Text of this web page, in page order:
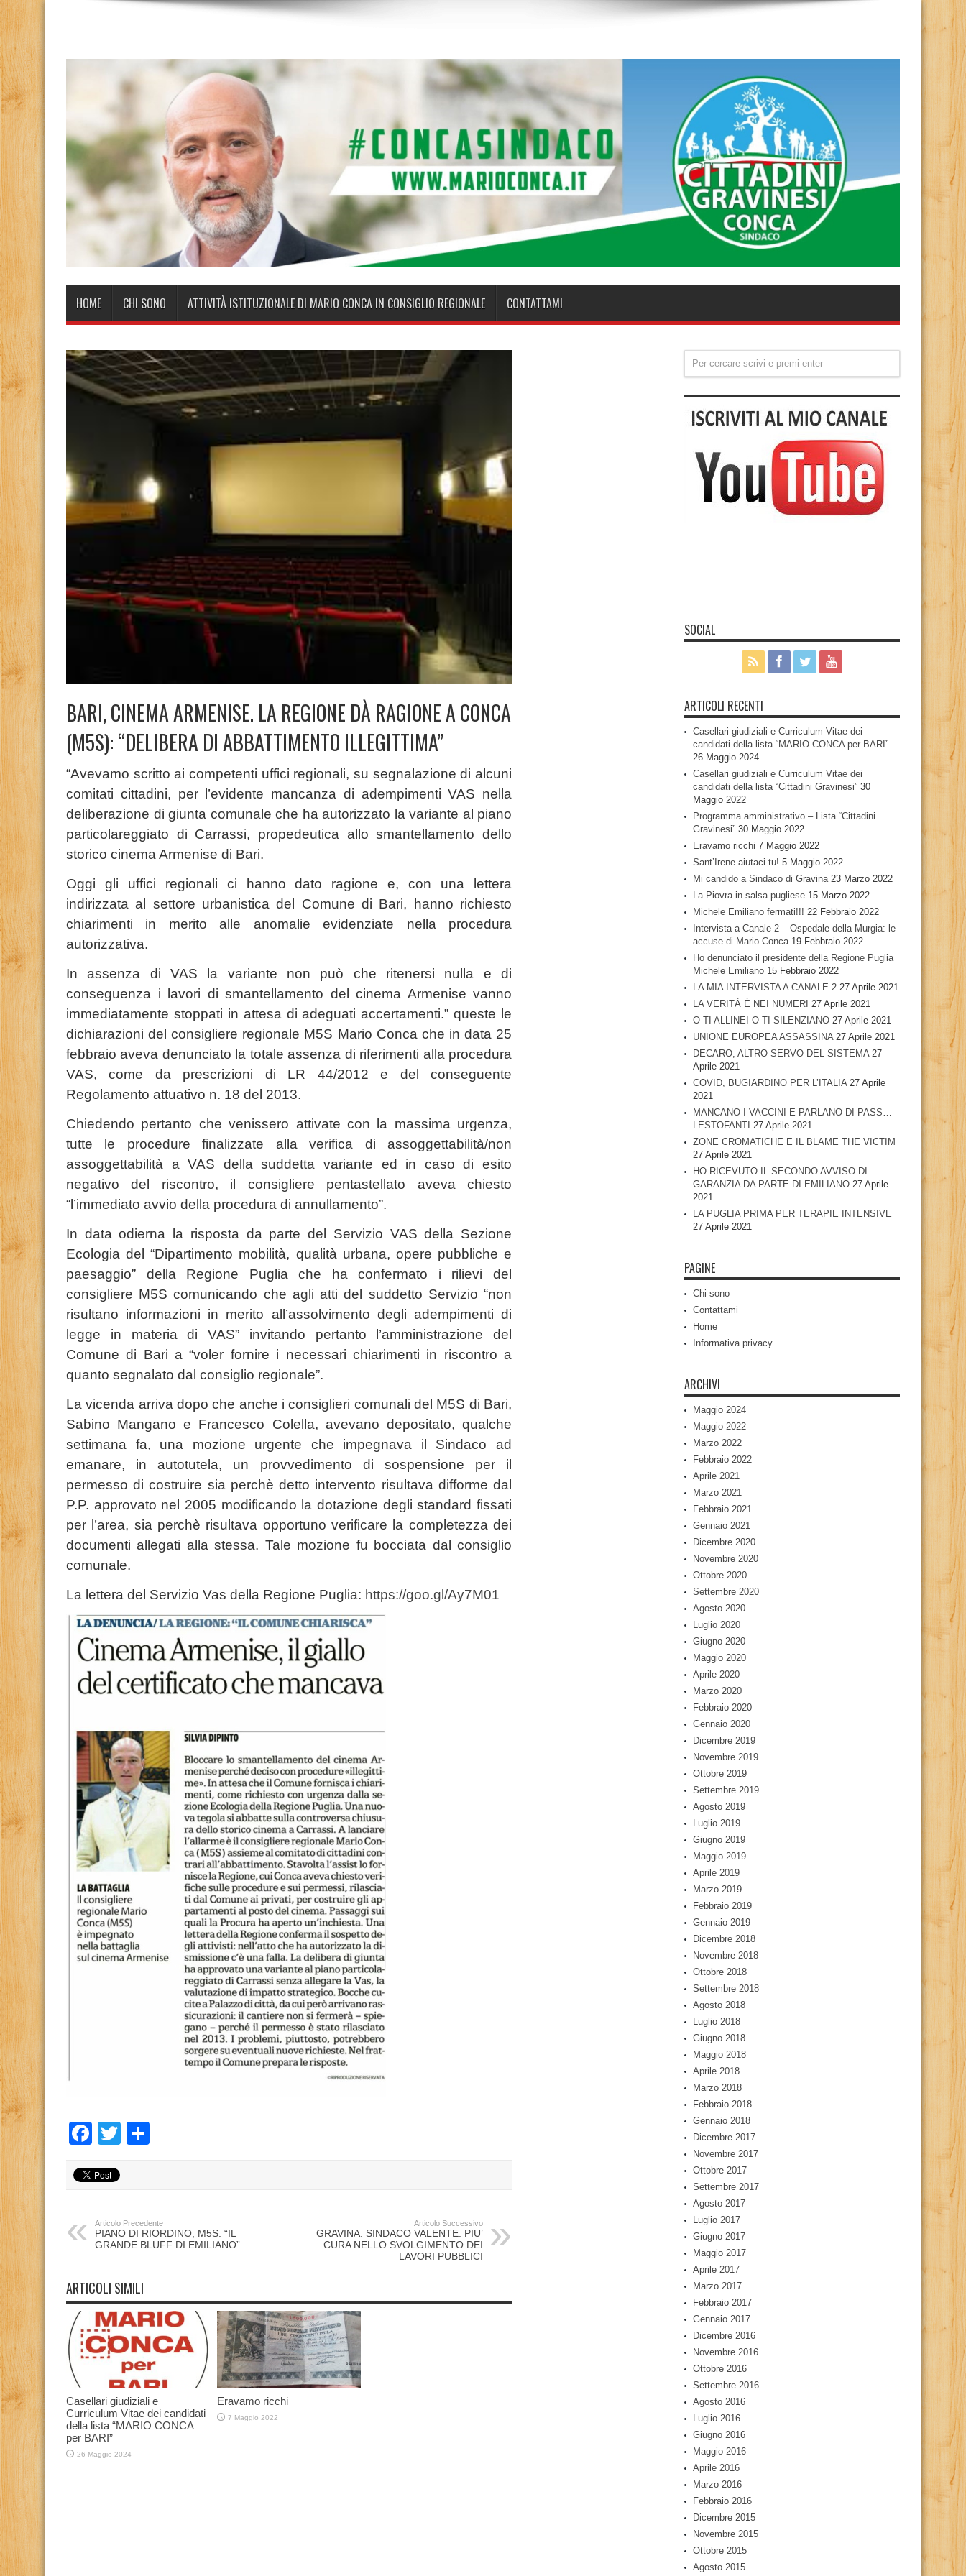
HOME CHI SONO ATTIVITÀ ISTITUZIONALE DI MARIO CONCA IN CONSIGLIO REGIONALE CONTATTAMI
BARI, CINEMA ARMENISE. LA REGIONE DÀ RAGIONE A CONCA
(M5S): “DELIBERA DI ABBATTIMENTO ILLEGITTIMA”
“Avevamo scritto ai competenti uffici regionali, su segnalazione di alcuni
comitati cittadini, per l’evidente mancanza di adempimenti VAS nella
deliberazione di giunta comunale che ha autorizzato la variante al piano
particolareggiato di Carrassi, propedeutica allo smantellamento dello
storico cinema Armenise di Bari.
Oggi gli uffici regionali ci hanno dato ragione e, con una lettera
indirizzata al settore urbanistica del Comune di Bari, hanno richiesto
chiarimenti in merito alle anomalie evidenziate nella procedura
autorizzativa.
In assenza di VAS la variante non può che ritenersi nulla e di
conseguenza i lavori di smantellamento del cinema Armenise vanno
immediatamente stoppati in attesa di adeguati accertamenti.” queste le
dichiarazioni del consigliere regionale M5S Mario Conca che in data 25
febbraio aveva denunciato la totale assenza di riferimenti alla procedura
VAS, come da prescrizioni di LR 44/2012 e del conseguente
Regolamento attuativo n. 18 del 2013.
Chiedendo pertanto che venissero attivate con la massima urgenza,
tutte le procedure finalizzate alla verifica di assoggettabilità/non
assoggettabilità a VAS della suddetta variante ed in caso di esito
negativo del riscontro, il consigliere pentastellato aveva chiesto
“l’immediato avvio della procedura di annullamento”.
In data odierna la risposta da parte del Servizio VAS della Sezione
Ecologia del “Dipartimento mobilità, qualità urbana, opere pubbliche e
paesaggio” della Regione Puglia che ha confermato i rilievi del
consigliere M5S comunicando che agli atti del suddetto Servizio “non
risultano informazioni in merito all’assolvimento degli adempimenti di
legge in materia di VAS” invitando pertanto l’amministrazione del
Comune di Bari a “voler fornire i necessari chiarimenti in riscontro a
quanto segnalato dal consiglio regionale”.
La vicenda arriva dopo che anche i consiglieri comunali del M5S di Bari,
Sabino Mangano e Francesco Colella, avevano depositato, qualche
settimana fa, una mozione urgente che impegnava il Sindaco ad
emanare, in autotutela, un provvedimento di sospensione per il
permesso di costruire sia perchè detto intervento risultava difforme dal
P.P. approvato nel 2005 modificando la dotazione degli standard fissati
per l’area, sia perchè risultava opportuno verificare la completezza dei
documenti allegati alla stessa. Tale mozione fu bocciata dal consiglio
comunale.
La lettera del Servizio Vas della Regione Puglia: https://goo.gl/Ay7M01
Facebook
Twitter
Articolo Precedente
PIANO DI RIORDINO, M5S: “IL
GRANDE BLUFF DI EMILIANO”
Articolo Successivo
GRAVINA. SINDACO VALENTE: PIU’
CURA NELLO SVOLGIMENTO DEI
LAVORI PUBBLICI
ARTICOLI SIMILI
Casellari giudiziali e
Curriculum Vitae dei candidati
della lista “MARIO CONCA
per BARI”
26 Maggio 2024
Eravamo ricchi
7 Maggio 2022
SOCIAL
ARTICOLI RECENTI
Casellari giudiziali e Curriculum Vitae dei
candidati della lista “MARIO CONCA per BARI”
26 Maggio 2024
Casellari giudiziali e Curriculum Vitae dei
candidati della lista “Cittadini Gravinesi” 30
Maggio 2022
Programma amministrativo – Lista “Cittadini
Gravinesi” 30 Maggio 2022
Eravamo ricchi 7 Maggio 2022
Sant’Irene aiutaci tu! 5 Maggio 2022
Mi candido a Sindaco di Gravina 23 Marzo 2022
La Piovra in salsa pugliese 15 Marzo 2022
Michele Emiliano fermati!!! 22 Febbraio 2022
Intervista a Canale 2 – Ospedale della Murgia: le
accuse di Mario Conca 19 Febbraio 2022
Ho denunciato il presidente della Regione Puglia
Michele Emiliano 15 Febbraio 2022
LA MIA INTERVISTA A CANALE 2 27 Aprile 2021
LA VERITÀ È NEI NUMERI 27 Aprile 2021
O TI ALLINEI O TI SILENZIANO 27 Aprile 2021
UNIONE EUROPEA ASSASSINA 27 Aprile 2021
DECARO, ALTRO SERVO DEL SISTEMA 27
Aprile 2021
COVID, BUGIARDINO PER L’ITALIA 27 Aprile
2021
MANCANO I VACCINI E PARLANO DI PASS…
LESTOFANTI 27 Aprile 2021
ZONE CROMATICHE E IL BLAME THE VICTIM
27 Aprile 2021
HO RICEVUTO IL SECONDO AVVISO DI
GARANZIA DA PARTE DI EMILIANO 27 Aprile
2021
LA PUGLIA PRIMA PER TERAPIE INTENSIVE
27 Aprile 2021
PAGINE
Chi sono
Contattami
Home
Informativa privacy
ARCHIVI
Maggio 2024
Maggio 2022
Marzo 2022
Febbraio 2022
Aprile 2021
Marzo 2021
Febbraio 2021
Gennaio 2021
Dicembre 2020
Novembre 2020
Ottobre 2020
Settembre 2020
Agosto 2020
Luglio 2020
Giugno 2020
Maggio 2020
Aprile 2020
Marzo 2020
Febbraio 2020
Gennaio 2020
Dicembre 2019
Novembre 2019
Ottobre 2019
Settembre 2019
Agosto 2019
Luglio 2019
Giugno 2019
Maggio 2019
Aprile 2019
Marzo 2019
Febbraio 2019
Gennaio 2019
Dicembre 2018
Novembre 2018
Ottobre 2018
Settembre 2018
Agosto 2018
Luglio 2018
Giugno 2018
Maggio 2018
Aprile 2018
Marzo 2018
Febbraio 2018
Gennaio 2018
Dicembre 2017
Novembre 2017
Ottobre 2017
Settembre 2017
Agosto 2017
Luglio 2017
Giugno 2017
Maggio 2017
Aprile 2017
Marzo 2017
Febbraio 2017
Gennaio 2017
Dicembre 2016
Novembre 2016
Ottobre 2016
Settembre 2016
Agosto 2016
Luglio 2016
Giugno 2016
Maggio 2016
Aprile 2016
Marzo 2016
Febbraio 2016
Dicembre 2015
Novembre 2015
Ottobre 2015
Agosto 2015